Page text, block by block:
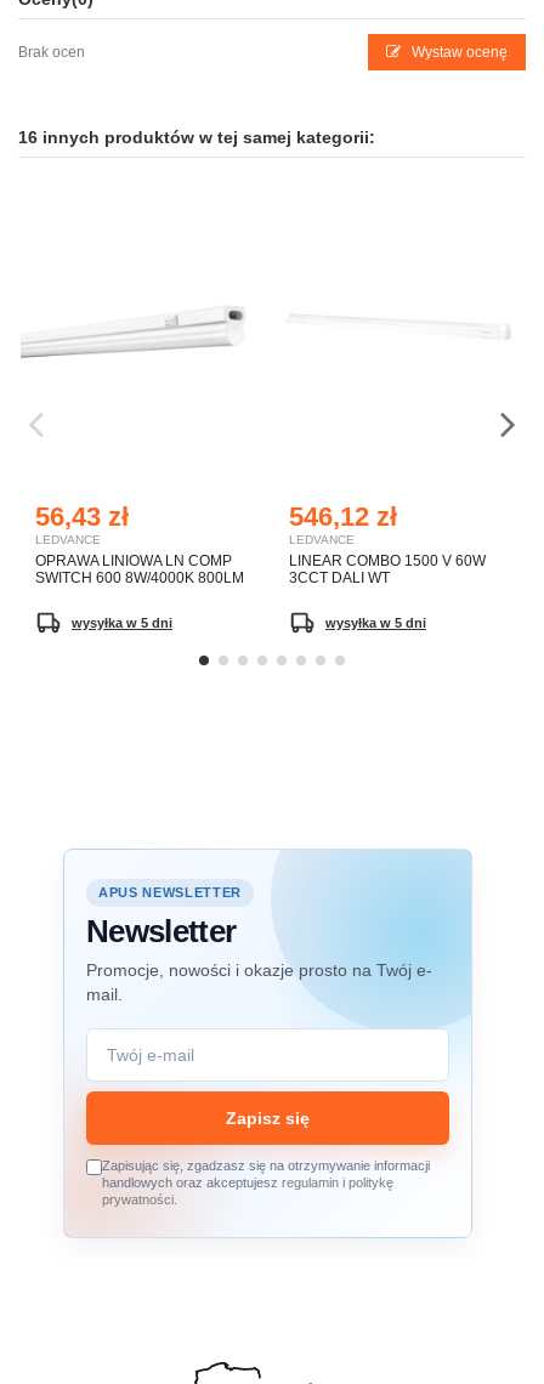
Brak ocen Wystaw ocenę
16 innych produktów w tej samej kategorii:
56,43 zł
LEDVANCE
OPRAWA LINIOWA LN COMP
SWITCH 600 8W/4000K 800LM
wysyłka w 5 dni
546,12 zł
LEDVANCE
LINEAR COMBO 1500 V 60W
3CCT DALI WT
wysyłka w 5 dni
APUS NEWSLETTER
Newsletter
Promocje, nowości i okazje prosto na Twój e-
mail.
Zapisz się
Zapisując się, zgadzasz się na otrzymywanie informacji
handlowych oraz akceptujesz regulamin i politykę
prywatności